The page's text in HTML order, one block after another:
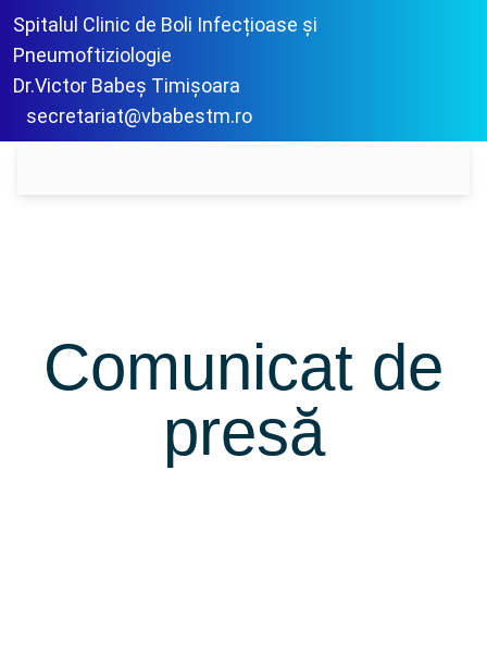
Spitalul Clinic de Boli Infecțioase și
Pneumoftiziologie
Dr.Victor Babeș Timișoara
secretariat@vbabestm.ro
Comunicat de
presă